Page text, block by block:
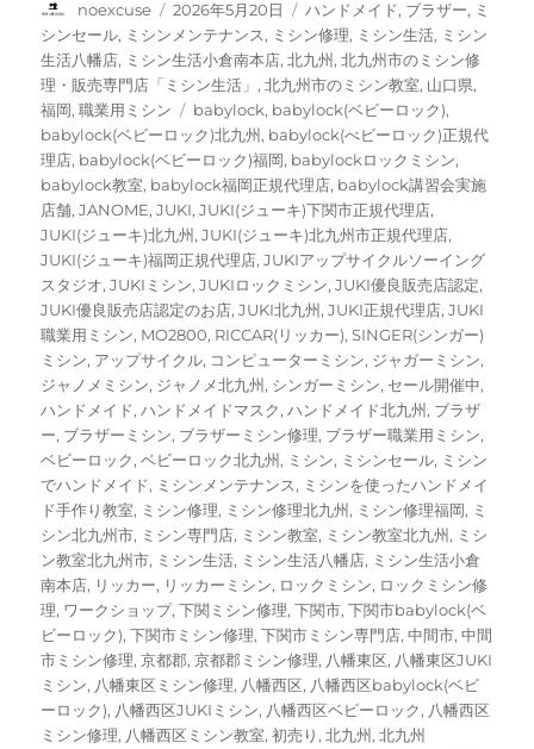
投
稿
者
noexcuse
投
稿
日:
2026年5月20日
カ
テ
ゴ
リ
ー
ハンドメイド, ブラザー, ミ
シンセール, ミシンメンテナンス, ミシン修理, ミシン生活, ミシン
生活八幡店, ミシン生活小倉南本店,北九州 ,北九州市のミシン修
理・販売専門店「ミシン生活」 ,北九州市のミシン教室, 山口県,
福岡,職業用ミシン
タ
グ
babylock, babylock(ベビーロック),
babylock(ベビーロック)北九州 , babylock(べビーロック)正規代
理店, babylock(ベビーロック)福岡, babylockロックミシン,
babylock教室, babylock福岡正規代理店, babylock講習会実施
店舗,JANOME,JUKI,JUKI(ジューキ)下関市正規代理店,
JUKI(ジューキ)北九州 ,JUKI(ジューキ)北九州市正規代理店,
JUKI(ジューキ)福岡正規代理店,JUKIアップサイクルソーイング
スタジオ,JUKIミシン,JUKIロックミシン,JUKI優良販売店認定,
JUKI優良販売店認定のお店,JUKI北九州 ,JUKI正規代理店,JUKI
職業用ミシン, MO2800, RICCAR(リッカー),SINGER(シンガー)
ミシン, アップサイクル, コンピューターミシン, ジャガーミシン,
ジャノメミシン, ジャノメ北九州 , シンガーミシン, セール開催中,
ハンドメイド,ハンドメイドマスク,ハンドメイド北九州 , ブラザ
ー, ブラザーミシン, ブラザーミシン修理, ブラザー職業用ミシン,
ベビーロック,ベビーロック北九州 , ミシン, ミシンセール, ミシン
でハンドメイド, ミシンメンテナンス, ミシンを使ったハンドメイ
ド手作り教室, ミシン修理, ミシン修理北九州 , ミシン修理福岡, ミ
シン北九州市, ミシン専門店, ミシン教室, ミシン教室北九州 , ミシ
ン教室北九州市, ミシン生活, ミシン生活八幡店, ミシン生活小倉
南本店, リッカー, リッカーミシン, ロックミシン, ロックミシン修
理, ワークショップ,下関ミシン修理,下関市,下関市babylock(ベ
ビーロック),下関市ミシン修理,下関市ミシン専門店,中間市,中間
市ミシン修理,京都郡,京都郡ミシン修理, 八幡東区, 八幡東区JUKI
ミシン, 八幡東区ミシン修理, 八幡西区, 八幡西区babylock(ベビ
ーロック), 八幡西区JUKIミシン, 八幡西区ベビーロック, 八幡西区
ミシン修理, 八幡西区ミシン教室,初売り ,北九州 ,北九州